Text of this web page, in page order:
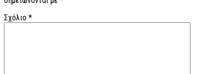
Σχόλιο *